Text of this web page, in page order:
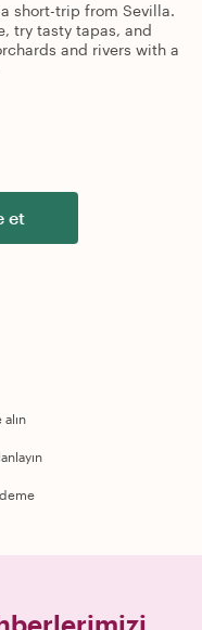
short-trip from Sevilla.
try tasty tapas, and
and rivers with a
et